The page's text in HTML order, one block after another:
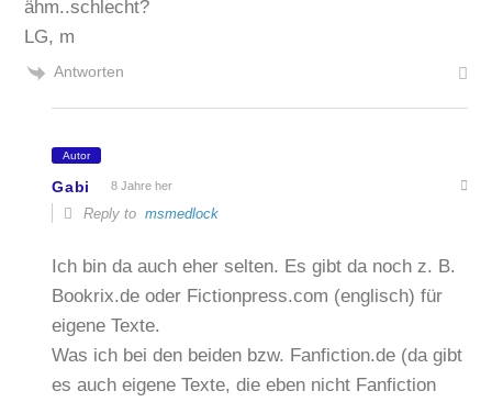
ähm..schlecht?
LG, m
Antworten
Autor
Gabi 8 Jahre her
Reply tomsmedlock
Ich bin da auch eher selten. Es gibt da noch z. B.
Bookrix.de oder Fictionpress.com (englisch) für
eigene Texte.
Was ich bei den beiden bzw. Fanfiction.de (da gibt
es auch eigene Texte, die eben nicht Fanfiction